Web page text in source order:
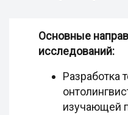
Основные
исследований:
Разработка
изучающей